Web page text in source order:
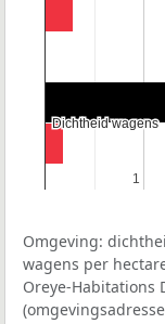
1
1
Dichtheid wagens
Dichtheid wagens
Omgeving:
wagens per
Oreye-Habitations